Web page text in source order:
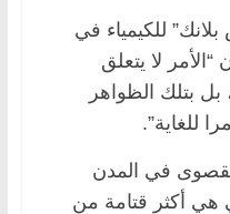
للكيمياء في
لا يتعلق
بتلك الظواهر
للغاية”.
في المدن
هي أكثر قتامة من